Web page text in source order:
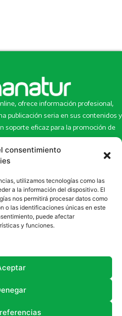
consentimiento
utilizamos tecnologías como las
a la información del dispositivo. El
nos permitirá procesar datos como
o las identificaciones únicas en este
puede afectar
y funciones.
ofrece información profesional,
publicación seria en sus contenidos y
soporte eficaz para la promoción de
Artículos
Escaparate
Enlaces de interés